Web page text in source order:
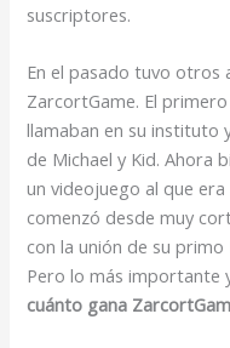
suscriptores.
En el pasado tuvo
ZarcortGame. El
llamaban en su instituto
de Michael y Kid. Ahora
un videojuego al que
comenzó desde muy
con la unión de su
Pero lo más importante
cuánto gana